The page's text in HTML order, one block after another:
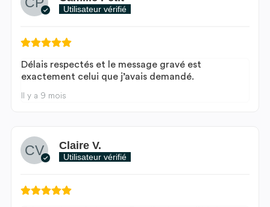
Utilisateur vérifié
Délais respectés et le message gravé est
exactement celui que j’avais demandé.
Il y a 9 mois
Claire V.
Utilisateur vérifié